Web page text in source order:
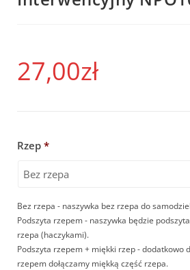
27,00zł
Rzep *
Bez rzepa - naszywka bez rzepa do
Podszyta rzepem - naszywka będzie
rzepa (haczykami).
Podszyta rzepem + miękki rzep - dodatkowo
rzepem dołączamy miękką część rzepa.